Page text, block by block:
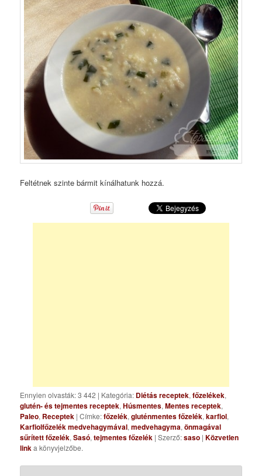
Feltétnek szinte bármit kínálhatunk hozzá.
Ennyien olvasták: 3 442 | Kategória: Diétás receptek,főzelékek,
glutén- és tejmentes receptek,Húsmentes,Mentes receptek,
Paleo, Receptek | Címke:főzelék,gluténmentes főzelék,karfiol,
Karfiolfőzelék medvehagymával,medvehagyma,önmagával
sűrített főzelék,Sasó,tejmentes főzelék | Szerző:saso |Közvetlen
linka könyvjelzőbe.